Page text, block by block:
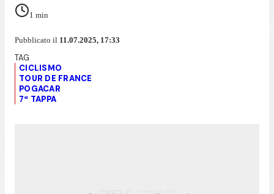
1 min
Pubblicato il 11.07.2025, 17:33
CICLISMO
TOUR DE FRANCE
POGACAR
7ª TAPPA